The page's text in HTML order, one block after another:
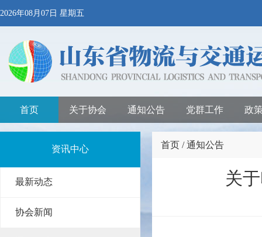
2026年08月07日 星期五
首页 关于协会 通知公告 党群工作 政
资讯中心
最新动态
协会新闻
首页 / 通知公告
关